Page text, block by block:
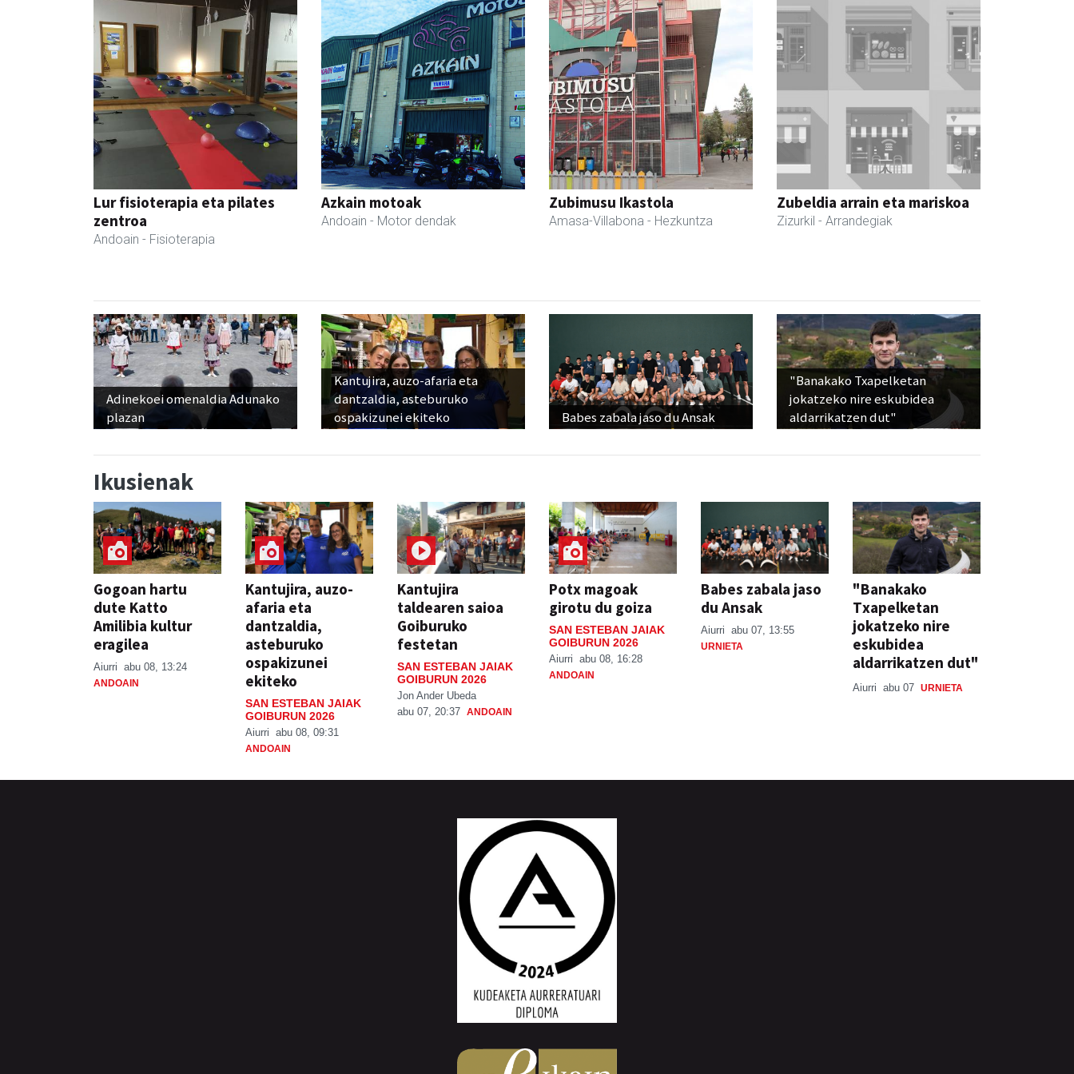
Lur fisioterapia eta pilates
zentroa
Andoain - Fisioterapia
Azkain motoak
Andoain - Motor dendak
Zubimusu Ikastola
Amasa-Villabona - Hezkuntza
Zubeldia arrain eta mariskoa
Zizurkil - Arrandegiak
Adinekoei omenaldia Adunako
plazan
Kantujira, auzo-afaria eta
dantzaldia, asteburuko
ospakizunei ekiteko
Babes zabala jaso du Ansak
"Banakako Txapelketan
jokatzeko nire eskubidea
aldarrikatzen dut"
Ikusienak
Gogoan hartu
dute Katto
Amilibia kultur
eragilea
Aiurri abu 08, 13:24
ANDOAIN
Kantujira, auzo-
afaria eta
dantzaldia,
asteburuko
ospakizunei
ekiteko
SAN ESTEBAN JAIAK
GOIBURUN 2026
Aiurri abu 08, 09:31
ANDOAIN
Kantujira
taldearen saioa
Goiburuko
festetan
SAN ESTEBAN JAIAK
GOIBURUN 2026
Jon Ander Ubeda
abu 07, 20:37 ANDOAIN
Potx magoak
girotu du goiza
SAN ESTEBAN JAIAK
GOIBURUN 2026
Aiurri abu 08, 16:28
ANDOAIN
Babes zabala jaso
du Ansak
Aiurri abu 07, 13:55
URNIETA
"Banakako
Txapelketan
jokatzeko nire
eskubidea
aldarrikatzen dut"
Aiurri abu 07 URNIETA